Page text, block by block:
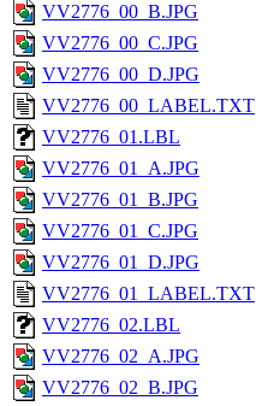
VV2776_00_B.JPG
VV2776_00_C.JPG
VV2776_00_D.JPG
VV2776_00_LABEL.TXT
VV2776_01.LBL
VV2776_01_A.JPG
VV2776_01_B.JPG
VV2776_01_C.JPG
VV2776_01_D.JPG
VV2776_01_LABEL.TXT
VV2776_02.LBL
VV2776_02_A.JPG
VV2776_02_B.JPG